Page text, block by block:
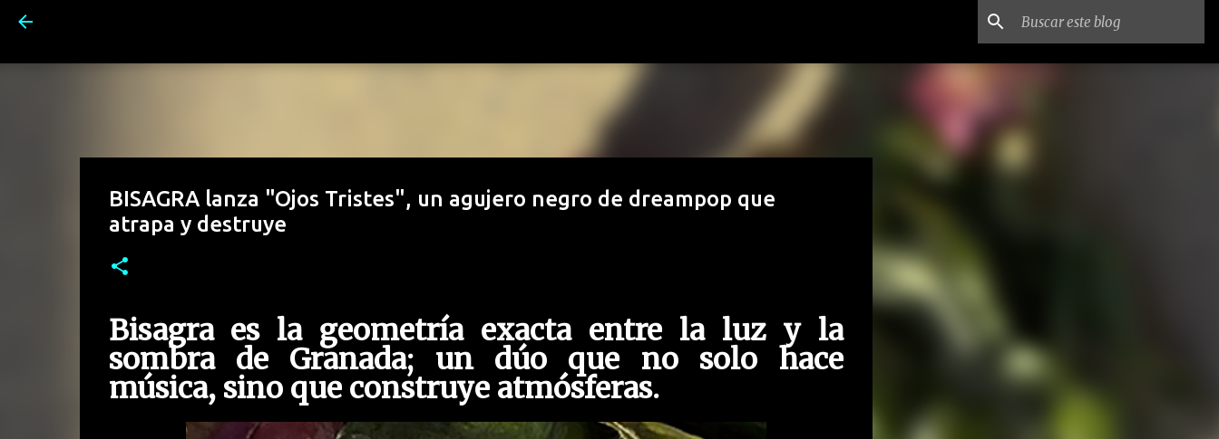
BISAGRA lanza "Ojos Tristes", un agujero negro de dreampop que
atrapa y destruye
Bisagra es la geometría exacta entre la luz y la
sombra de Granada; un dúo que no solo hace
música, sino que construye atmósferas.